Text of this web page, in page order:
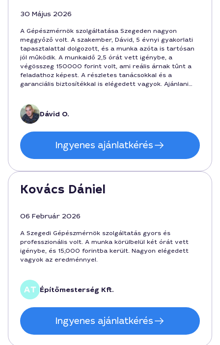
30 Május 2026
A Gépészmérnök szolgáltatása Szegeden nagyon
meggyőző volt. A szakember, Dávid, 5 évnyi gyakorlati
tapasztalattal dolgozott, és a munka azóta is tartósan
jól működik. A munkaidő 2,5 órát vett igénybe, a
végösszeg 150000 forint volt, ami reális árnak tűnt a
feladathoz képest. A részletes tanácsokkal és a
garanciális biztosítékkal is elégedett vagyok. Ajánlani
Dávid O.
Ingyenes ajánlatkérés
Kovács Dániel
06 Február 2026
A Szegedi Gépészmérnök szolgáltatás gyors és
professzionális volt. A munka körülbelül két órát vett
igénybe, és 15,000 forintba került. Nagyon elégedett
vagyok az eredménnyel.
Építőmesterség Kft.
Ingyenes ajánlatkérés